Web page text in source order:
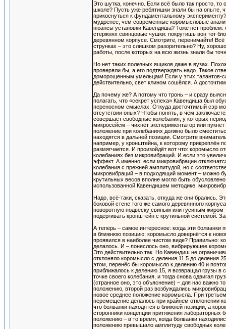
Это шутка, конечно. Если всё было так просто,
школе? Пусть уже ребятишки знали бы на опыте,
прикоснуться к фундаментальному
мудренее, чем современные коромысловые
нюансы установки Кавендиша? Тоже нет проблем:
стержнях свинцовые чушки: покрутишь вон тот
деревянном корпусе. Смотрите, перенимайте!
струнках – это слишком разорительно? Ну,
работы, после которых на всю жизнь знали бы
Но нет таких полезных ящиков даже в вузах.
проверяли бы, а его подтверждать надо. Такое
доморощенным умельцам! Если у этих талантов-
действительно, свет клином сошёлся. А
Да почему же? А потому что тронь – и сразу
полагать, что «секрет успеха» Кавендиша был
переносном смыслах. Откуда досточтимый сэр
отсутствии оных? Чтобы понять, в чём
совершает свободные колебания, у которых
микросейсм – чихнёт экспериментатор или
положение при колебаниях должно было
находятся в дальней позиции. Смотрите
например, у кронштейна, к которому прикреплён
размягчается. И произойдёт вот что: коромысло
колебаниях без микровибраций. И если это
эффект. А именно: если микровибрации
колебания с прежней амплитудой, но с
микровибраций – в подходящий момент – можно
крутильных весов вполне могло быть
использованной Кавендишем методике,
Надо, всё-таки, сказать, откуда же они брались.
боковой стене того же самого деревянного
поворотную подвеску свиным или гусиным жиром
подёргивать кронштейн с крутильной системой.
А теперь – самое интересное: когда эти
в ближнюю позицию, коромысло довернётся к
проявился в наиболее чистом виде? Правильно:
делалось. И – понеслось оно, вибрирующее
Это действительно так. Но Кавендиш не
отклоняло коромысло с деления 11.5 до деления
этом, перенёс бы коромысло к делению 40 и
приближалось к делению 15, я возвращал грузы в
точке своего колебания, и тогда снова сдвигал
(странное оно, это объяснение) – для нас важно
положению, второй раз возбуждались
новое среднее положение коромысла. При
перемещение делалось при крайнем отклонении
что болванки находятся в ближней позиции, а
сторонники концепции притяжения лабораторных
положению – в то время, когда болванки
положению превышало амплитуду свободных